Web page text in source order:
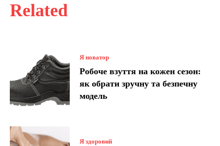
Related
Я новатор
Робоче взуття на кожен сезон:
як обрати зручну та безпечну
модель
Я здоровий